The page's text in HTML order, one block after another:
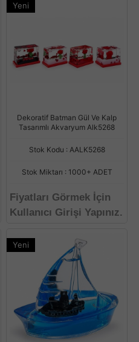
Yeni
Dekoratif Batman Gül Ve Kalp
Tasarımlı Akvaryum Alk5268
Stok Kodu : AALK5268
Stok Miktarı : 1000+ ADET
Fiyatları Görmek İçin
Kullanıcı Girişi Yapınız.
Yeni